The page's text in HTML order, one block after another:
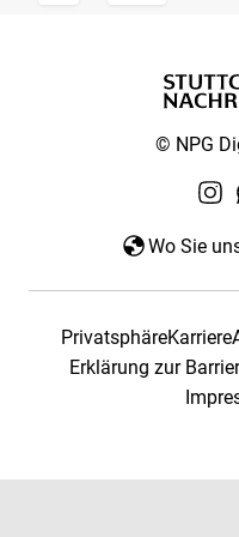
© NPG
Wo Sie
PrivatsphäreKarriere
Erklärung zur